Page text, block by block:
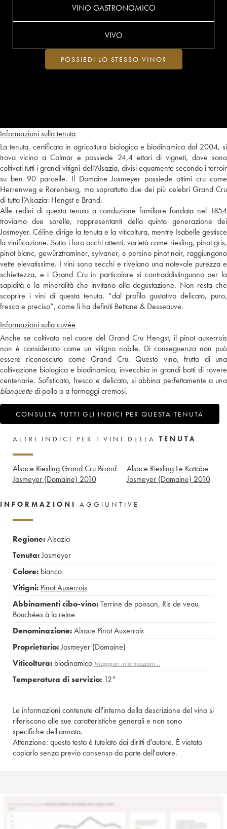
Informazioni sulla tenuta
La tenuta, certificata in agricoltura biologica e biodinamica dal 2004, si
trova vicino a Colmar e possiede 24,4 ettari di vigneti, dove sono
coltivati tutti i grandi vitigni dell’Alsazia, divisi equamente secondo i terroir
su ben 90 parcelle. Il Domaine Josmeyer possiede ottimi cru come
Herrenweg e Rorenberg, ma soprattutto due dei più celebri Grand Cru
di tutta l’Alsazia: Hengst e Brand.
Alle redini di questa tenuta a conduzione familiare fondata nel 1854
troviamo due sorelle, rappresentanti della quinta generazione dei
Josmeyer. Céline dirige la tenuta e la viticoltura, mentre Isabelle gestisce
la vinificazione. Sotto i loro occhi attenti, varietà come riesling, pinot gris,
pinot blanc, gewürztraminer, sylvaner, e persino pinot noir, raggiungono
vette elevatissime. I vini sono secchi e rivelano una notevole purezza e
schiettezza, e i Grand Cru in particolare si contraddistinguono per la
sapidità e la mineralità che invitano alla degustazione. Non resta che
scoprire i vini di questa tenuta, “dal profilo gustativo delicato, puro,
fresco e preciso”, come li ha definiti Bettane & Desseauve.
Informazioni sulla cuvée
Anche se coltivato nel cuore del Grand Cru Hengst, il pinot auxerrois
non è considerato come un vitigno nobile. Di conseguenza non può
essere riconosciuto come Grand Cru. Questo vino, frutto di una
coltivazione biologica e biodinamica, invecchia in grandi botti di rovere
centenarie. Sofisticato, fresco e delicato, si abbina perfettamente a una
blanquettedi pollo o a formaggi cremosi.
CONSULTA TUTTI GLI INDICI PER QUESTA TENUTA
VINO GASTRONOMICO
VIVO
POSSIEDI LO STESSO VINO?
ALTRI INDICI PER I VINI DELLA TENUTA
Alsace Riesling Grand Cru Brand
Josmeyer (Domaine) 2010
Alsace Riesling Le Kottabe
Josmeyer (Domaine) 2010
INFORMAZIONI AGGIUNTIVE
Regione:Alsazia
Tenuta:Josmeyer
Colore: bianco
Vitigni: Pinot Auxerrois
Abbinamenti cibo-vino:Terrine de poisson, Ris de veau,
Bouchées à la reine
Denominazione:Alsace Pinot Auxerrois
Proprietario:Josmeyer (Domaine)
Viticoltura: biodinamico Maggiori informazioni…
Temperatura di servizio: 12°
Le informazioni contenute all'interno della descrizione del vino si
riferiscono alle sue caratteristiche generali e non sono
specifiche dell'annata.
Attenzione: questo testo è tutelato dai diritti d'autore. È vietato
copiarlo senza previo consenso da parte dell'autore.